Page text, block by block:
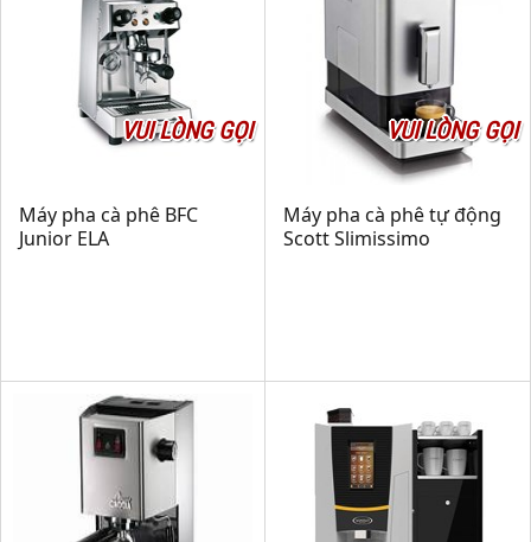
VUI LÒNG GỌI
Máy pha cà phê BFC
Junior ELA
VUI LÒNG GỌI
Máy pha cà phê tự động
Scott Slimissimo